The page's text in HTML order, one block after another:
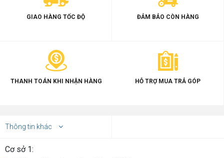
GIAO HÀNG TỐC ĐỘ ĐẢM BẢO CÒN HÀNG
THANH TOÁN KHI NHẬN HÀNG HỖ TRỢ MUA TRẢ GÓP
Thông tin khác
Cơ sở 1: